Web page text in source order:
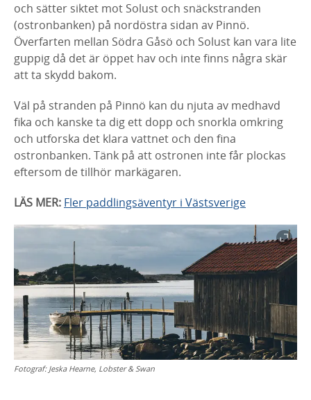
och sätter siktet mot Solust och snäckstranden
(ostronbanken) på nordöstra sidan av Pinnö.
Överfarten mellan Södra Gåsö och Solust kan vara lite
guppig då det är öppet hav och inte finns några skär
att ta skydd bakom.
Väl på stranden på Pinnö kan du njuta av medhavd
fika och kanske ta dig ett dopp och snorkla omkring
och utforska det klara vattnet och den fina
ostronbanken. Tänk på att ostronen inte får plockas
eftersom de tillhör markägaren.
LÄS MER: Fler paddlingsäventyr i Västsverige
Fotograf: Jeska Hearne, Lobster & Swan